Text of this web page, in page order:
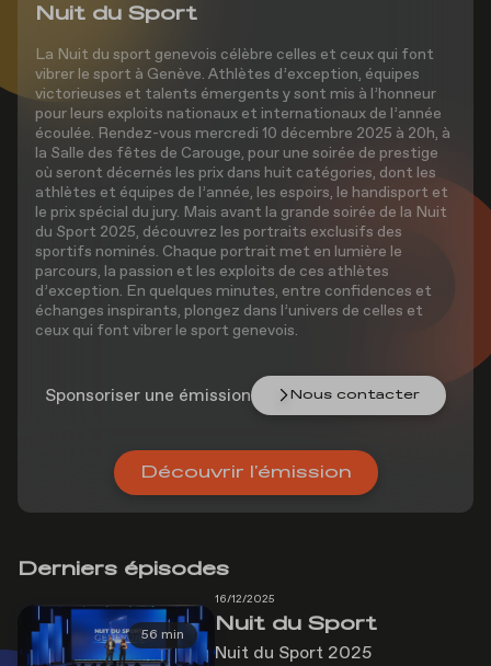
Nuit du Sport
La Nuit du sport genevois célèbre celles et ceux qui font
vibrer le sport à Genève. Athlètes d’exception, équipes
victorieuses et talents émergents y sont mis à l’honneur
pour leurs exploits nationaux et internationaux de l’année
écoulée. Rendez-vous mercredi 10 décembre 2025 à 20h, à
la Salle des fêtes de Carouge, pour une soirée de prestige
où seront décernés les prix dans huit catégories, dont les
athlètes et équipes de l’année, les espoirs, le handisport et
le prix spécial du jury. Mais avant la grande soirée de la Nuit
du Sport 2025, découvrez les portraits exclusifs des
sportifs nominés. Chaque portrait met en lumière le
parcours, la passion et les exploits de ces athlètes
d’exception. En quelques minutes, entre confidences et
échanges inspirants, plongez dans l’univers de celles et
ceux qui font vibrer le sport genevois.
Sponsoriser une émission Nous contacter
Découvrir l'émission
Derniers épisodes
56 min
16/12/2025
Nuit du Sport
Nuit du Sport 2025